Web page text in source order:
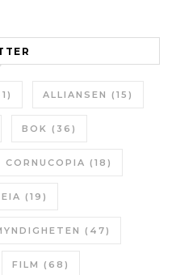
ALLIANSEN (15)
BOK (36)
CORNUCOPIA (18)
EIA (19)
(47)
FILM (68)